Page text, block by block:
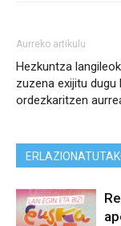
Aurreko artikulu
Hezkuntza
zuzena exijitu dugu
ordezkaritzen